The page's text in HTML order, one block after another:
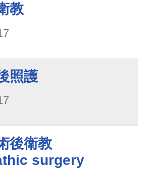
教
照護
後衛教
surgery